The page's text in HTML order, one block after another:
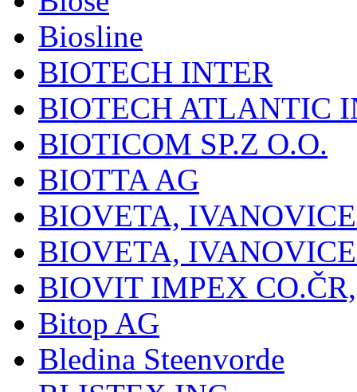
Biosline
BIOTECH INTER
BIOTECH ATLANTIC
BIOTICOM SP.Z O.O.
BIOTTA AG
BIOVETA,
BIOVETA,
BIOVIT IMPEX
Bitop AG
Bledina Steenvorde